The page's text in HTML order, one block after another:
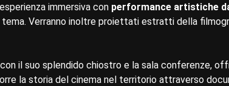
immersiva con performance artistiche
tema. Verranno inoltre proiettati estratti della
con il suo splendido chiostro e la sala conferenze,
la storia del cinema nel territorio attraverso